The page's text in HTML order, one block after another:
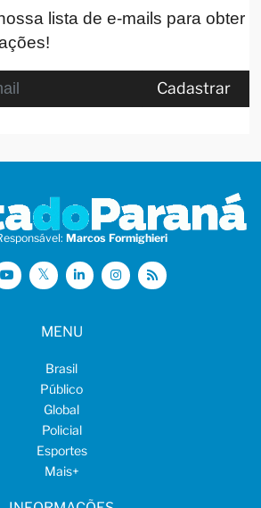
lista de e-mails para obter
Cadastrar
Marcos Formighieri
MENU
Brasil
Público
Global
Policial
Esportes
Mais+